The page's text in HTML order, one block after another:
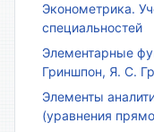
Эконометрика.
специальностей
Элементарные
Гриншпон, Я. С.
Элементы
(уравнения